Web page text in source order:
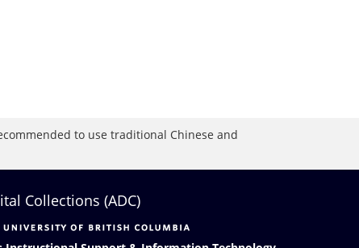
to use traditional Chinese and
Collections (ADC)